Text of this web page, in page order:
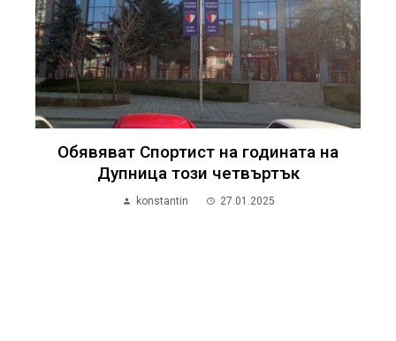
Обявяват Спортист на годината на
Дупница този четвъртък
konstantin 27.01.2025